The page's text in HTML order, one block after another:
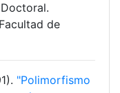
de
"Polimorfismo